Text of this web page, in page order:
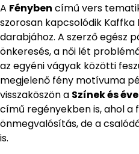
A Fényben című vers
szorosan kapcsolódik
darabjához. A szerző egész
önkeresés, a női lét
az egyéni vágyak közötti
megjelenő fény motívuma
visszaköszön a Színek és
című regényekben is, ahol a
önmegvalósítás, de a
is.